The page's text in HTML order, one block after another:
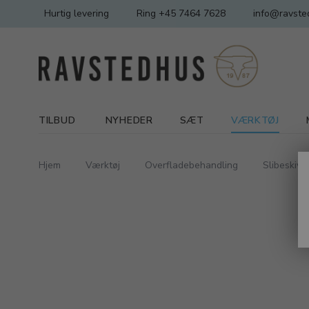
Hurtig levering Ring +45 7464 7628
TILBUD NYHEDER SÆT VÆRKTØJ
Hjem Værktøj Overfladebehandling